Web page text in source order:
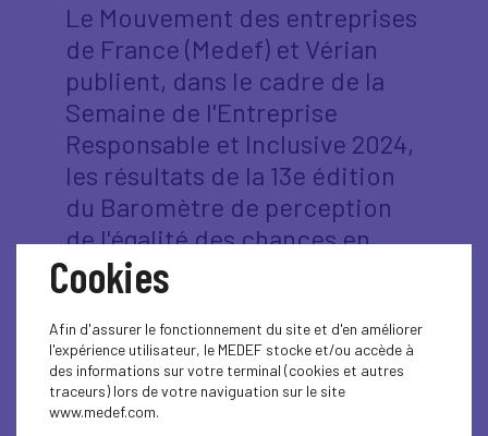
Le Mouvement des entreprises
de France (Medef) et Vérian
publient, dans le cadre de la
Semaine de l'Entreprise
Responsable et Inclusive 2024,
les résultats de la 13e édition
du Baromètre de perception
de l'égalité des chances en
entreprise et de la 6e édition
du Baromètre de perception
de la RSE en entreprise.
Ces deux études s’appuient sur une enquête
menée auprès d’un échantillon représentatif de
Cookies
Afin d'assurer le fonctionnement du site et d'en améliorer
l'expérience utilisateur, le MEDEF stocke et/ou accède à
des informations sur votre terminal (cookies et autres
traceurs) lors de votre naviguation sur le site
www.medef.com.